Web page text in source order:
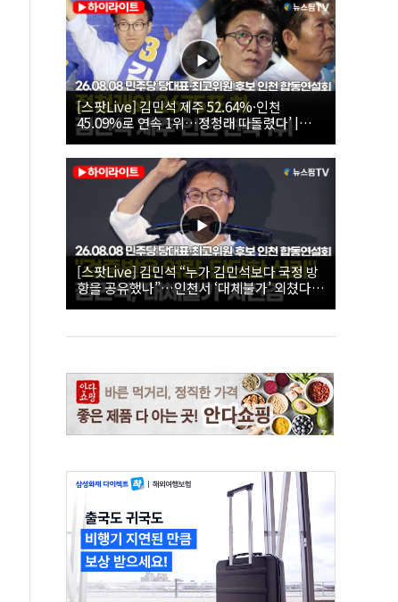
[스팟Live] 김민석 제주 52.64%·인천
45.09%로 연속 1위…정청래 따돌렸다’ |
26.08.08 더불어민주당 당대표·최고위원 후
보 인천 합동연설회
[스팟Live] 김민석 “누가 김민석보다 국정 방
향을 공유했나”…인천서 ‘대체불가’ 외쳤다 |
26.08.08 더불어민주당 당대표·최고위원 후